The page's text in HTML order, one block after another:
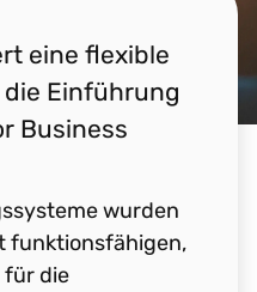
eine flexible
Einführung
Business
wurden
funktionsfähigen,
für die